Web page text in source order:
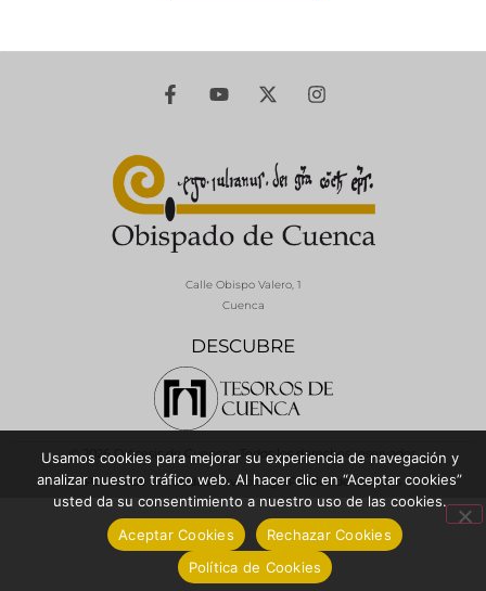
DESCUBRE
Calle Obispo Valero, 1
Cuenca
© 2026 Diócesis de Cuenca - Todos los derechos reservados
Política de Privacidad / Aviso LegalPolítica de Cookies
Usamos cookies para mejorar su experiencia de navegación y
analizar nuestro tráfico web. Al hacer clic en “Aceptar cookies”
usted da su consentimiento a nuestro uso de las cookies.
Aceptar Cookies
Rechazar Cookies
Política de Cookies